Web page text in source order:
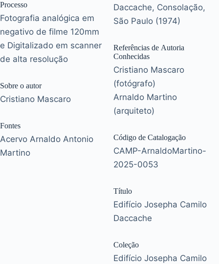
Processo
Fotografia analógica em
negativo de filme 120mm
e Digitalizado em scanner
de alta resolução
Sobre o autor
Cristiano Mascaro
Fontes
Acervo Arnaldo Antonio
Martino
Daccache, Consolação,
São Paulo (1974)
Referências de Autoria
Conhecidas
Cristiano Mascaro
(fotógrafo)
Arnaldo Martino
(arquiteto)
Código de Catalogação
CAMP-ArnaldoMartino-
2025-0053
Título
Edifício Josepha Camilo
Daccache
Coleção
Edifício Josepha Camilo